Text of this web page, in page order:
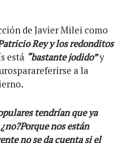
de Javier Milei como
Rey y los redonditos
está “bastante jodido”y
a la
tendrían que ya
nos están
no se da cuenta si el